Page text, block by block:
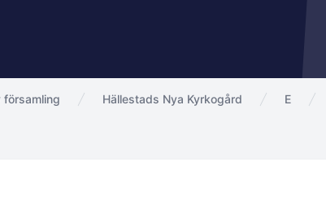
församling Hällestads Nya Kyrkogård E